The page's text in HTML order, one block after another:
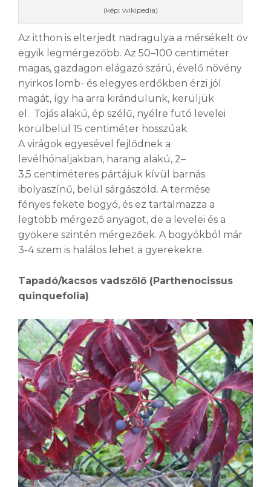
(kép: wikipedia)
Az itthon is elterjedt nadragulya a mérsékelt öv
egyik legmérgezőbb. Az 50–100 centiméter
magas, gazdagon elágazó szárú, évelő növény
nyirkos lomb- és elegyes erdőkben érzi jól
magát, így ha arra kirándulunk, kerüljük
el. Tojás alakú, ép szélű, nyélre futó levelei
körülbelül 15 centiméter hosszúak.
A virágok egyesével fejlődnek a
levélhónaljakban, harang alakú, 2–
3,5 centiméteres pártájuk kívül barnás
ibolyaszínű, belül sárgászöld. A termése
fényes fekete bogyó, és ez tartalmazza a
legtöbb mérgező anyagot, de a levelei és a
gyökere szintén mérgezőek. A bogyókból már
3-4 szem is halálos lehet a gyerekekre.
Tapadó/kacsos vadszőlő (Parthenocissus
quinquefolia)